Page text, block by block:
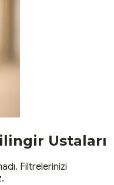
Ustaları
Filtrelerinizi